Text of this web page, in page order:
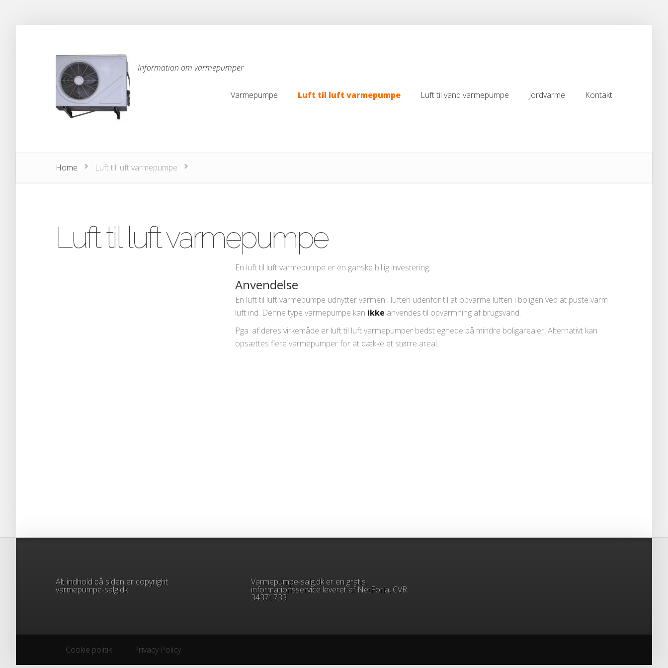
Information om varmepumper
Varmepumpe
Luft til luft varmepumpe
Luft til vand varmepumpe
Jordvarme
Kontakt
Home Luft til luft varmepumpe
Luft til luft varmepumpe
En luft til luft varmepumpe er en ganske billig investering.
Anvendelse
En luft til luft varmepumpe udnytter varmen i luften udenfor til at opvarme luften i boligen ved at puste varm
luft ind. Denne type varmepumpe kan ikke anvendes til opvarmning af brugsvand.
Pga. af deres virkemåde er luft til luft varmepumper bedst egnede på mindre boligarealer. Alternativt kan
opsættes flere varmepumper for at dække et større areal.
Alt indhold på siden er copyright
varmepumpe-salg.dk
Varmepumpe-salg.dk er en gratis
informationsservice leveret af NetForia, CVR
34371733
Cookie politik Privacy Policy